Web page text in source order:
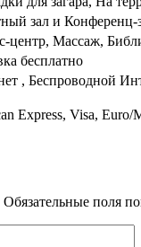
зал и Конференц-
центр, Массаж,
бесплатно
, Беспроводной
Express, Visa, Euro/
Обязательные поля